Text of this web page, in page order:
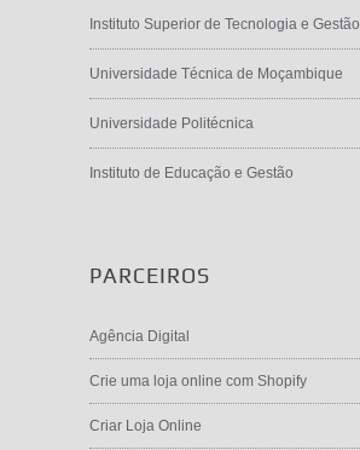
Instituto Superior de Tecnologia e Gestão
Universidade Técnica de Moçambique
Universidade Politécnica
Instituto de Educação e Gestão
PARCEIROS
Agência Digital
Crie uma loja online com Shopify
Criar Loja Online